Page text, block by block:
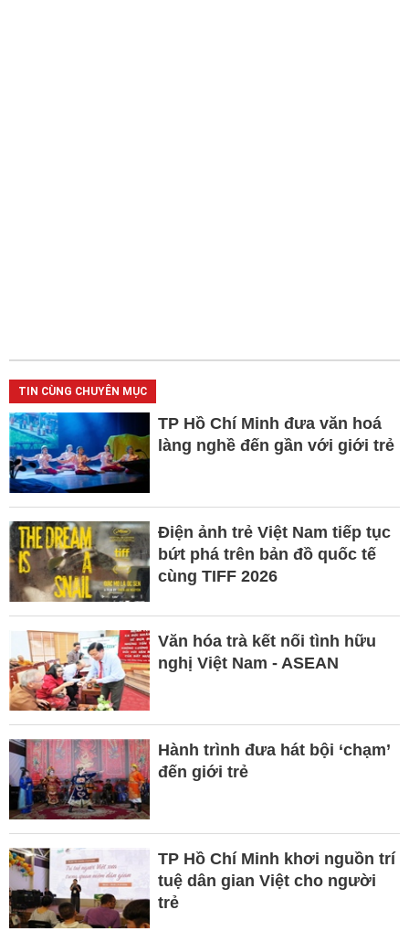
TIN CÙNG CHUYÊN MỤC
TP Hồ Chí Minh đưa văn hoá
làng nghề đến gần với giới trẻ
Điện ảnh trẻ Việt Nam tiếp tục
bứt phá trên bản đồ quốc tế
cùng TIFF 2026
Văn hóa trà kết nối tình hữu
nghị Việt Nam - ASEAN
Hành trình đưa hát bội ‘chạm’
đến giới trẻ
TP Hồ Chí Minh khơi nguồn trí
tuệ dân gian Việt cho người
trẻ